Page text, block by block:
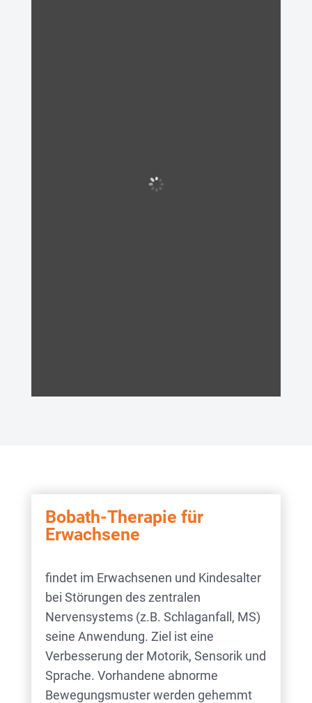
Bobath-Therapie für
Erwachsene
findet im Erwachsenen und Kindesalter
bei Störungen des zentralen
Nervensystems (z.B. Schlaganfall, MS)
seine Anwendung. Ziel ist eine
Verbesserung der Motorik, Sensorik und
Sprache. Vorhandene abnorme
Bewegungsmuster werden gehemmt